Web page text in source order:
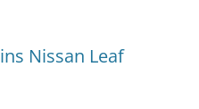
Nissan Leaf